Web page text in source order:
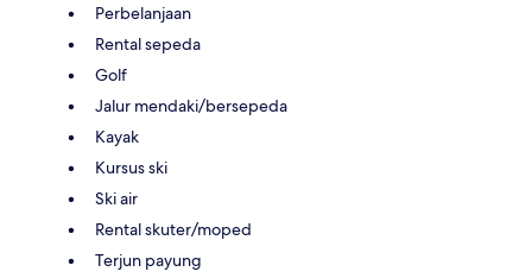
Perbelanjaan
Rental sepeda
Golf
Jalur mendaki/bersepeda
Kayak
Kursus ski
Ski air
Rental skuter/moped
Terjun payung